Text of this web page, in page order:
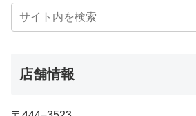
店舗情報